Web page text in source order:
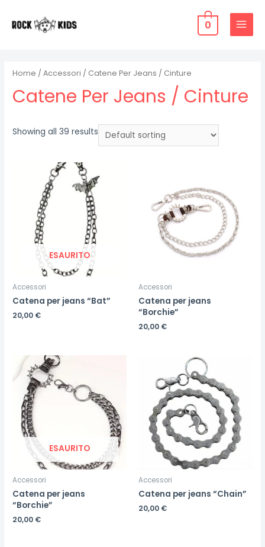
0
MAIN
Home /Accessori / Catene Per Jeans / Cinture
Catene Per Jeans / Cinture
Showing all 39 results
ESAURITO
Accessori
Catena per jeans “Bat”
20,00 €
Accessori
Catena per jeans
“Borchie”
20,00 €
ESAURITO
Accessori
Catena per jeans
“Borchie”
20,00 €
Accessori
Catena per jeans “Chain”
20,00 €